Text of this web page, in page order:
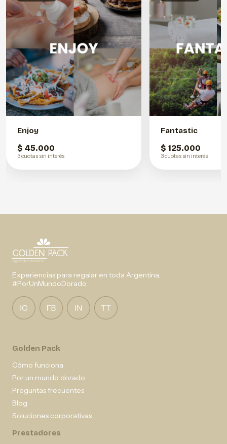
Enjoy
$ 45.000
3 cuotas sin interés
Fantastic
$ 125.000
3 cuotas sin interés
Experiencias para regalar en toda Argentina.
#PorUnMundoDorado
Golden Pack
Cómo funciona
Por un mundo dorado
Preguntas frecuentes
Blog
Soluciones corporativas
Prestadores